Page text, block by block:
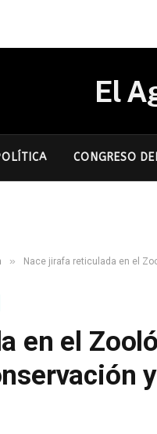
El
CONGRESO
» Nace jirafa reticulada en el
en el